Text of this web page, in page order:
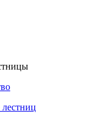
лестниц